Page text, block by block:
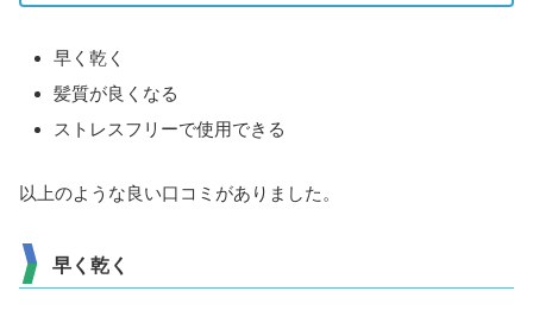
早く乾く
髪質が良くなる
ストレスフリーで使用できる
以上のような良い口コミがありました。
早く乾く